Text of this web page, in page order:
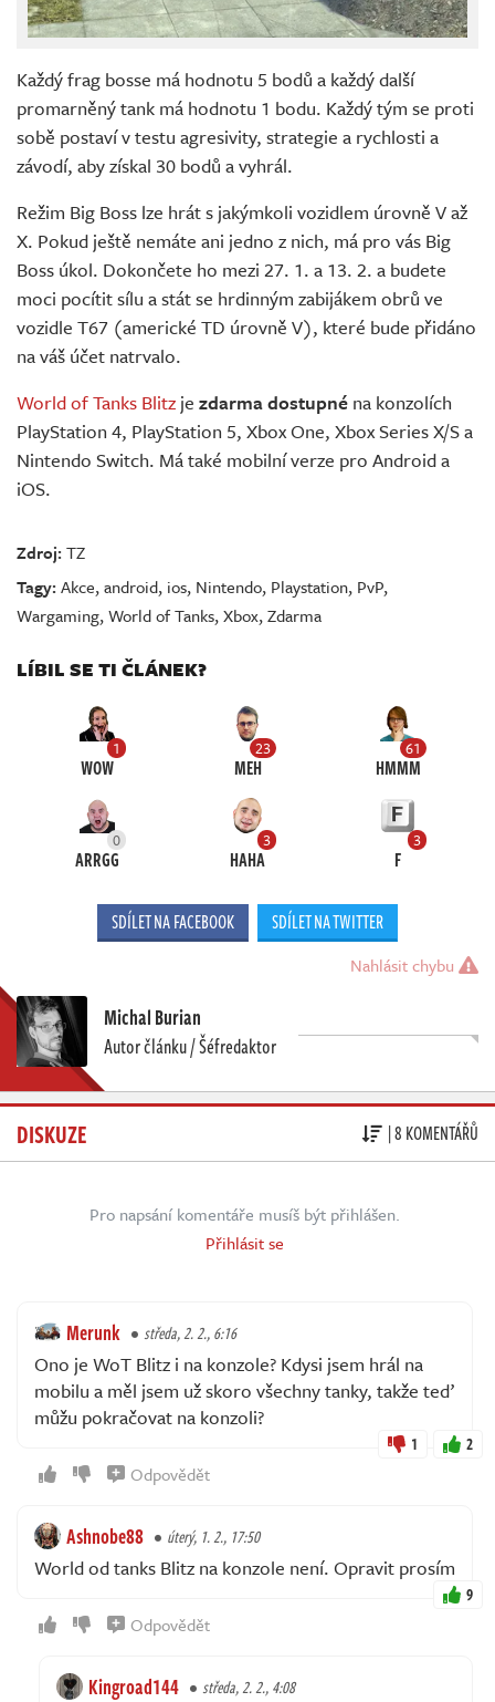
Každý frag bosse má hodnotu 5 bodů a každý další
promarněný tank má hodnotu 1 bodu. Každý tým se proti
sobě postaví v testu agresivity, strategie a rychlosti a
závodí, aby získal 30 bodů a vyhrál.
Režim Big Boss lze hrát s jakýmkoli vozidlem úrovně V až
X. Pokud ještě nemáte ani jedno z nich, má pro vás Big
Boss úkol. Dokončete ho mezi 27. 1. a 13. 2. a budete
moci pocítit sílu a stát se hrdinným zabijákem obrů ve
vozidle T67 (americké TD úrovně V), které bude přidáno
na váš účet natrvalo.
World of Tanks Blitz je zdarma dostupné na konzolích
PlayStation 4, PlayStation 5, Xbox One, Xbox Series X/S a
Nintendo Switch. Má také mobilní verze pro Android a
iOS.
Zdroj:TZ
Tagy:Akce,android, ios, Nintendo, Playstation, PvP,
Wargaming,World of Tanks,Xbox,Zdarma
LÍBIL SE TI ČLÁNEK?
1
WOW
23
MEH
61
HMMM
0
ARRGG
3
HAHA
3
F
SDÍLET NA FACEBOOK SDÍLET NA TWITTER
Nahlásit chybu
Michal Burian
Autor článku / Šéfredaktor
DISKUZE | 8 KOMENTÁŘŮ
Pro napsání komentáře musíš být přihlášen.
Přihlásit se
Merunk středa, 2. 2., 6:16
Ono je WoT Blitz i na konzole? Kdysi jsem hrál na
mobilu a měl jsem už skoro všechny tanky, takže teď
můžu pokračovat na konzoli?
1 2
Odpovědět
Ashnobe88 úterý, 1. 2., 17:50
World od tanks Blitz na konzole není. Opravit prosím
9
Odpovědět
Kingroad144 středa, 2. 2., 4:08